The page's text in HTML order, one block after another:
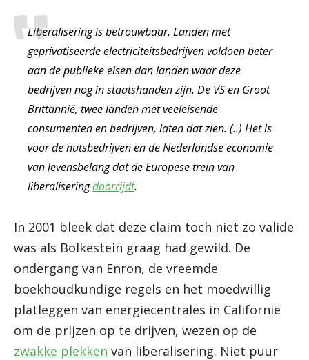
Liberalisering is betrouwbaar. Landen met
geprivatiseerde electriciteitsbedrijven voldoen beter
aan de publieke eisen dan landen waar deze
bedrijven nog in staatshanden zijn. De VS en Groot
Brittannië, twee landen met veeleisende
consumenten en bedrijven, laten dat zien. (..) Het is
voor de nutsbedrijven en de Nederlandse economie
van levensbelang dat de Europese trein van
liberaliseringdoorrijdt.
In 2001 bleek dat deze claim toch niet zo valide
was als Bolkestein graag had gewild. De
ondergang van Enron, de vreemde
boekhoudkundige regels en het moedwillig
platleggen van energiecentrales in Californië
om de prijzen op te drijven, wezen op de
zwakke plekken van liberalisering. Niet puur